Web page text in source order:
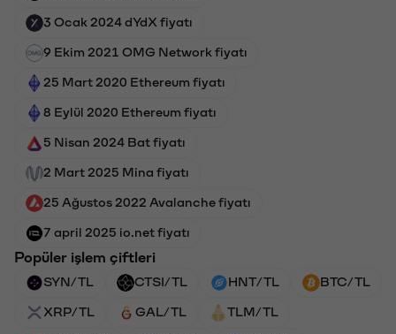
3 Ocak 2024 dYdX fiyatı
9 Ekim 2021 OMG Network fiyatı
25 Mart 2020 Ethereum fiyatı
8 Eylül 2020 Ethereum fiyatı
5 Nisan 2024 Bat fiyatı
2 Mart 2025 Mina fiyatı
25 Ağustos 2022 Avalanche fiyatı
7 april 2025 io.net fiyatı
Popüler işlem çiftleri
SYN/TL CTSI/TL HNT/TL BTC/TL
XRP/TL GAL/TL TLM/TL